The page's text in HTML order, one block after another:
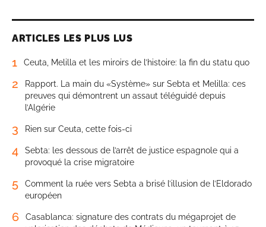
ARTICLES LES PLUS LUS
1 Ceuta, Melilla et les miroirs de l’histoire: la fin du statu quo
2
Rapport. La main du «Système» sur Sebta et Melilla: ces
preuves qui démontrent un assaut téléguidé depuis
l’Algérie
3 Rien sur Ceuta, cette fois-ci
4
Sebta: les dessous de l’arrêt de justice espagnole qui a
provoqué la crise migratoire
5
Comment la ruée vers Sebta a brisé l’illusion de l’Eldorado
européen
6
Casablanca: signature des contrats du mégaprojet de